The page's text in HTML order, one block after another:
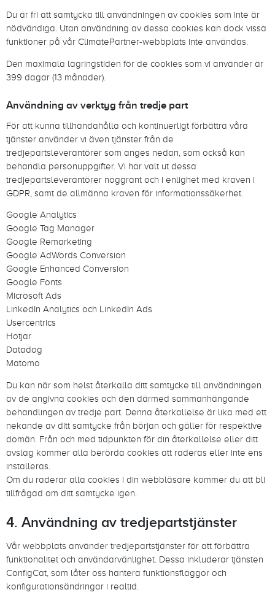
Du är fri att samtycka till användningen av cookies som inte är
nödvändiga. Utan användning av dessa cookies kan dock vissa
funktioner på vår ClimatePartner-webbplats inte användas.
Den maximala lagringstiden för de cookies som vi använder är
399 dagar (13 månader).
Användning av verktyg från tredje part
För att kunna tillhandahålla och kontinuerligt förbättra våra
tjänster använder vi även tjänster från de
tredjepartsleverantörer som anges nedan, som också kan
behandla personuppgifter. Vi har valt ut dessa
tredjepartsleverantörer noggrant och i enlighet med kraven i
GDPR, samt de allmänna kraven för informationssäkerhet.
Google Analytics
Google Tag Manager
Google Remarketing
Google AdWords Conversion
Google Enhanced Conversion
Google Fonts
Microsoft Ads
LinkedIn Analytics och LinkedIn Ads
Usercentrics
Hotjar
Datadog
Matomo
Du kan när som helst återkalla ditt samtycke till användningen
av de angivna cookies och den därmed sammanhängande
behandlingen av tredje part. Denna återkallelse är lika med ett
nekande av ditt samtycke från början och gäller för respektive
domän. Från och med tidpunkten för din återkallelse eller ditt
avslag kommer alla berörda cookies att raderas eller inte ens
installeras.
Om du raderar alla cookies i din webbläsare kommer du att bli
tillfrågad om ditt samtycke igen.
4. Användning av tredjepartstjänster
Vår webbplats använder tredjepartstjänster för att förbättra
funktionalitet och användarvänlighet. Dessa inkluderar tjänsten
ConfigCat, som låter oss hantera funktionsflaggor och
konfigurationsändringar i realtid.